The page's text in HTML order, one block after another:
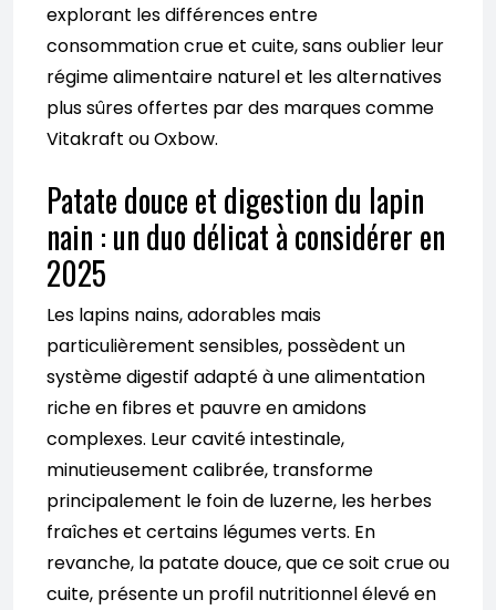
explorant les différences entre
consommation crue et cuite, sans oublier leur
régime alimentaire naturel et les alternatives
plus sûres offertes par des marques comme
Vitakraft ou Oxbow.
Patate douce et digestion du lapin
nain : un duo délicat à considérer en
2025
Les lapins nains, adorables mais
particulièrement sensibles, possèdent un
système digestif adapté à une alimentation
riche en fibres et pauvre en amidons
complexes. Leur cavité intestinale,
minutieusement calibrée, transforme
principalement le foin de luzerne, les herbes
fraîches et certains légumes verts. En
revanche, la patate douce, que ce soit crue ou
cuite, présente un profil nutritionnel élevé en